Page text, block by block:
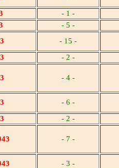
- 1 -
- 5 -
- 15 -
- 2 -
- 4 -
- 6 -
- 2 -
- 7 -
- 3 -